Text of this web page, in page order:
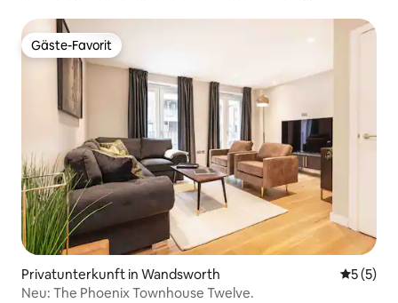
Gäste-Favorit
Gäste-Favorit
Privatunterkunft in Wandsworth
5 (5)
Neu: The Phoenix Townhouse Twelve.